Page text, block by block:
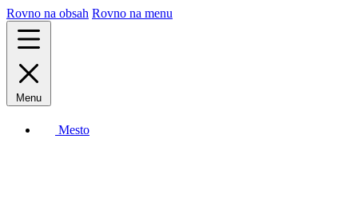
Rovno na obsah Rovno na menu
Menu
Mesto